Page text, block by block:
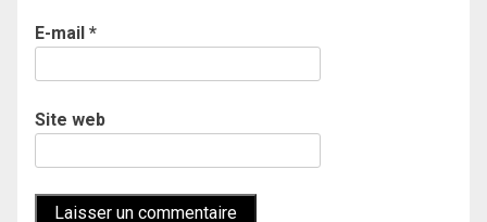
E-mail *
Site web